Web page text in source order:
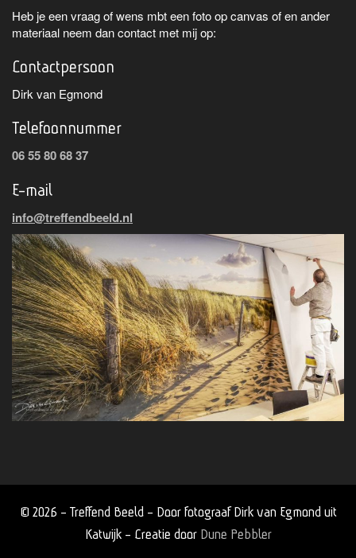
Heb je een vraag of wens mbt een foto op canvas of en ander
materiaal neem dan contact met mij op:
Contactpersoon
Dirk van Egmond
Telefoonnummer
06 55 80 68 37
E-mail
info@treffendbeeld.nl
© 2026 - Treffend Beeld - Door fotograaf Dirk van Egmond uit
Katwijk - Creatie door Dune Pebbler